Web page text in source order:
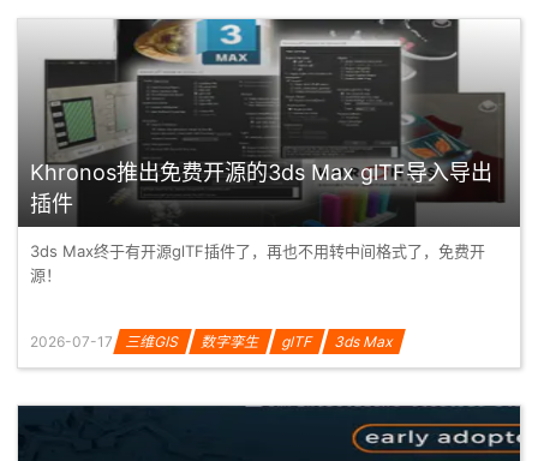
Khronos推出免费开源的3ds Max glTF导入导出
插件
3ds Max终于有开源glTF插件了，再也不用转中间格式了，免费开
源！
2026-07-17 三维GIS 数字孪生 glTF 3ds Max